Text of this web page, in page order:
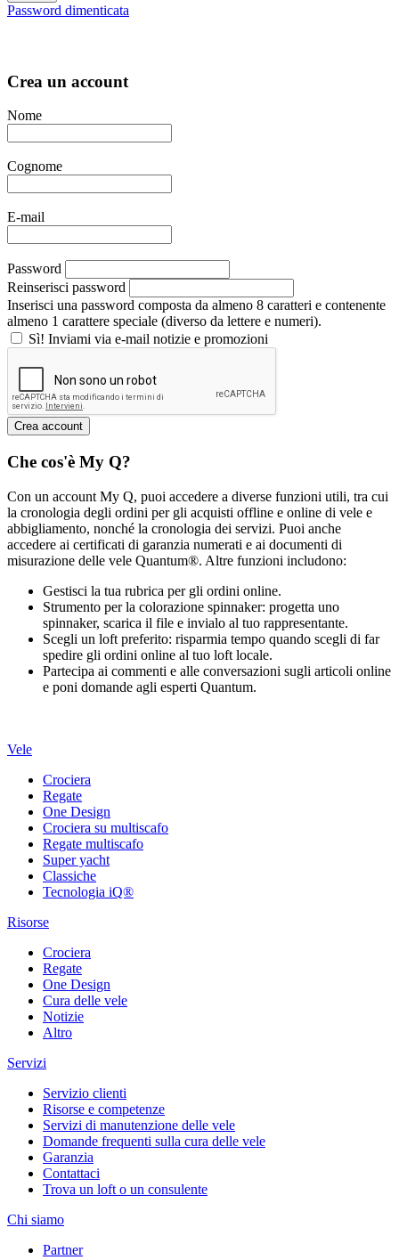
Password dimenticata
Crea un account
Nome
Cognome
E-mail
Password
Reinserisci password
Inserisci una password composta da almeno 8 caratteri e contenente
almeno 1 carattere speciale (diverso da lettere e numeri).
Sì! Inviami via e-mail notizie e promozioni
Che cos'è My Q?
Con un account My Q, puoi accedere a diverse funzioni utili, tra cui
la cronologia degli ordini per gli acquisti offline e online di vele e
abbigliamento, nonché la cronologia dei servizi. Puoi anche
accedere ai certificati di garanzia numerati e ai documenti di
misurazione delle vele Quantum®. Altre funzioni includono:
Gestisci la tua rubrica per gli ordini online.
Strumento per la colorazione spinnaker: progetta uno
spinnaker, scarica il file e invialo al tuo rappresentante.
Scegli un loft preferito: risparmia tempo quando scegli di far
spedire gli ordini online al tuo loft locale.
Partecipa ai commenti e alle conversazioni sugli articoli online
e poni domande agli esperti Quantum.
Vele
Crociera
Regate
One Design
Crociera su multiscafo
Regate multiscafo
Super yacht
Classiche
Tecnologia iQ®
Risorse
Crociera
Regate
One Design
Cura delle vele
Notizie
Altro
Servizi
Servizio clienti
Risorse e competenze
Servizi di manutenzione delle vele
Domande frequenti sulla cura delle vele
Garanzia
Contattaci
Trova un loft o un consulente
Chi siamo
Partner